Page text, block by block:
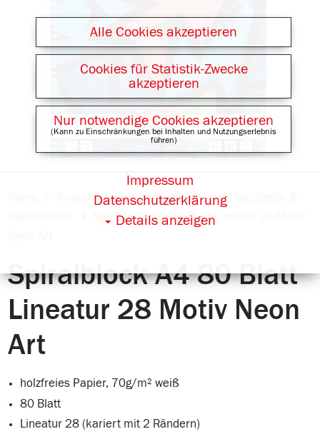
Produktkatalog Motivserien
Spiralblock A4 80 Blatt Lineatur 28 Motiv
Spiralblock A4 80 Blatt
Lineatur 28 Motiv Neon
Art
holzfreies Papier, 70g/m² weiß
80 Blatt
Lineatur 28 (kariert mit 2 Rändern)
Alle Cookies akzeptieren
Cookies für Statistik-Zwecke
akzeptieren
Nur notwendige Cookies akzeptieren
(Kann zu Einschränkungen bei Inhalten und Nutzungserlebnis
führen)
Details anzeigen
Datenschutzerklärung
Impressum